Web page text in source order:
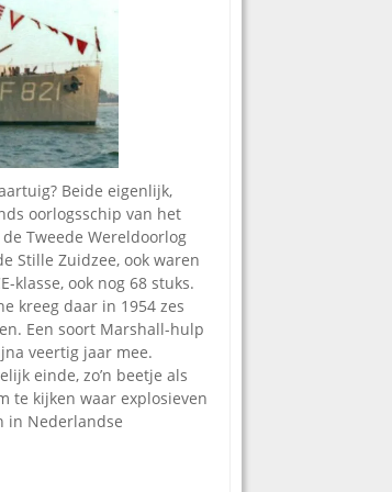
Beide eigenlijk,
oorlogsschip van het
Tweede Wereldoorlog
Stille Zuidzee, ook waren
klasse, ook nog 68 stuks.
kreeg daar in 1954 zes
Een soort Marshall-hulp
veertig jaar mee.
einde, zo’n beetje als
te kijken waar explosieven
in Nederlandse